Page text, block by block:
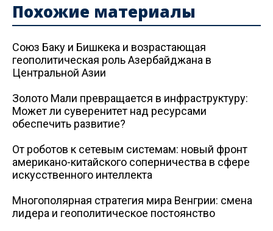
Похожие материалы
Союз Баку и Бишкека и возрастающая
геополитическая роль Азербайджана в
Центральной Азии
Золото Мали превращается в инфраструктуру:
Может ли суверенитет над ресурсами
обеспечить развитие?
От роботов к сетевым системам: новый фронт
американо-китайского соперничества в сфере
искусственного интеллекта
Многополярная стратегия мира Венгрии: смена
лидера и геополитическое постоянство